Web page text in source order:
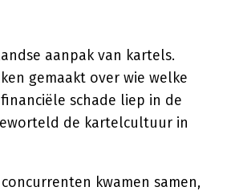
aanpak van kartels.
gemaakt over wie welke
schade liep in de
de kartelcultuur in
kwamen samen,